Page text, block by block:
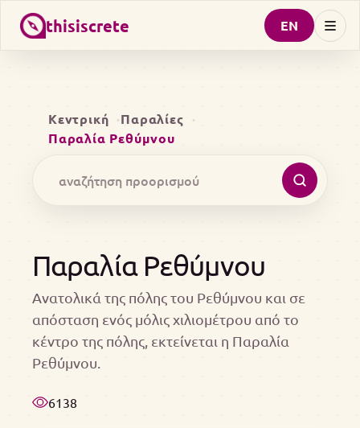
thisiscrete EN
Κεντρική
Παραλίες
Παραλία Ρεθύμνου
Παραλία Ρεθύμνου
Ανατολικά της πόλης του Ρεθύμνου και σε
απόσταση ενός μόλις χιλιομέτρου από το
κέντρο της πόλης, εκτείνεται η Παραλία
Ρεθύμνου.
6138